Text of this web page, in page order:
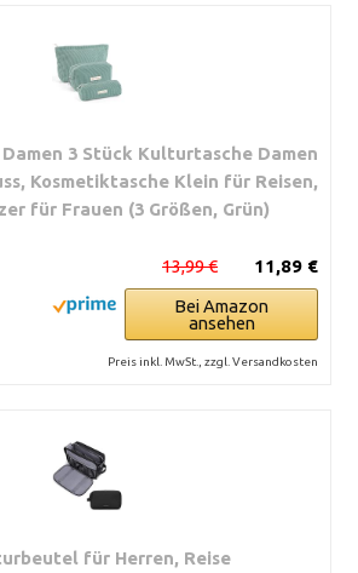
3 Stück Kulturtasche Damen
Kosmetiktasche Klein für Reisen,
für Frauen (3 Größen, Grün)
11,89 €
13,99 €
Bei Amazon
ansehen
Preis inkl. MwSt., zzgl. Versandkosten
für Herren, Reise